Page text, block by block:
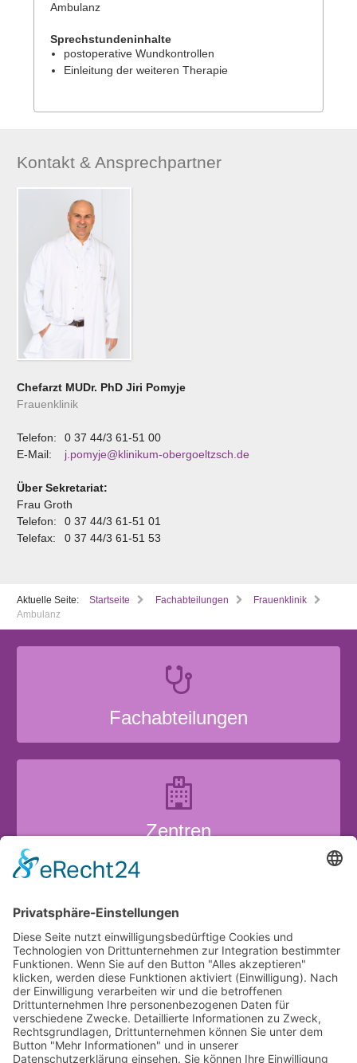
Ambulanz
Sprechstundeninhalte
postoperative Wundkontrollen
Einleitung der weiteren Therapie
Kontakt & Ansprechpartner
Chefarzt MUDr. PhD Jiri Pomyje
Frauenklinik
Telefon:
0 37 44/3 61-51 00
E-Mail:
j.pomyje@klinikum-obergoeltzsch.de
Über Sekretariat:
Frau Groth
Telefon:
0 37 44/3 61-51 01
Telefax:
0 37 44/3 61-51 53
Aktuelle Seite: Startseite Fachabteilungen
Frauenklinik
Ambulanz
Fachabteilungen
Zentren
Krankenhausaufenthalt
Über uns